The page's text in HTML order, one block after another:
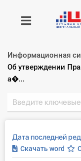
Получить
Главная ИС
Формы
Информационная
Текущий:
Об утверждении
а�...
Дата последней
Скачать word